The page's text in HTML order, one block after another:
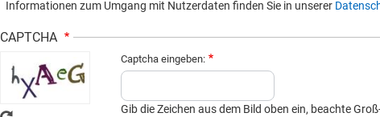
Informationen zum Umgang mit Nutzerdaten finden Sie in unserer
CAPTCHA
Captcha eingeben:
Gib die Zeichen aus dem Bild oben ein, beachte